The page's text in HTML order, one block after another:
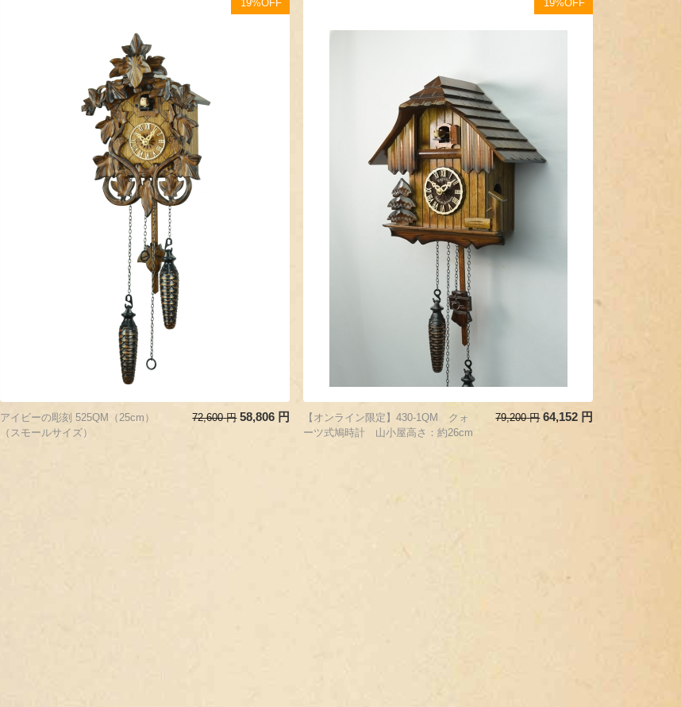
19%OFF
アイビーの彫刻 525QM（25cm）
（スモールサイズ）
72,600 円 58,806 円
19%OFF
【オンライン限定】430-1QM クォ
ーツ式鳩時計 山小屋高さ：約26cm
79,200 円 64,152 円